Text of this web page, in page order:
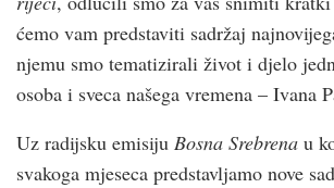
ćemo vam predstaviti sadržaj
njemu smo tematizirali život i djelo
osoba i sveca našega vremena – Ivana
Uz radijsku emisiju Bosna Srebrena u
svakoga mjeseca predstavljamo nove